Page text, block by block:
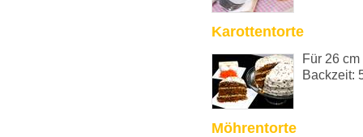
Karottentorte
Für 26
Backzeit:
Möhrentorte